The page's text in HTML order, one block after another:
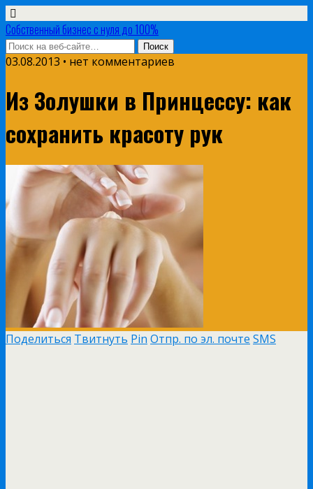
Собственный бизнес с нуля до 100%
03.08.2013 • нет комментариев
Из Золушки в Принцессу: как
сохранить красоту рук
Поделиться Твитнуть Pin Отпр. по эл. почте SMS